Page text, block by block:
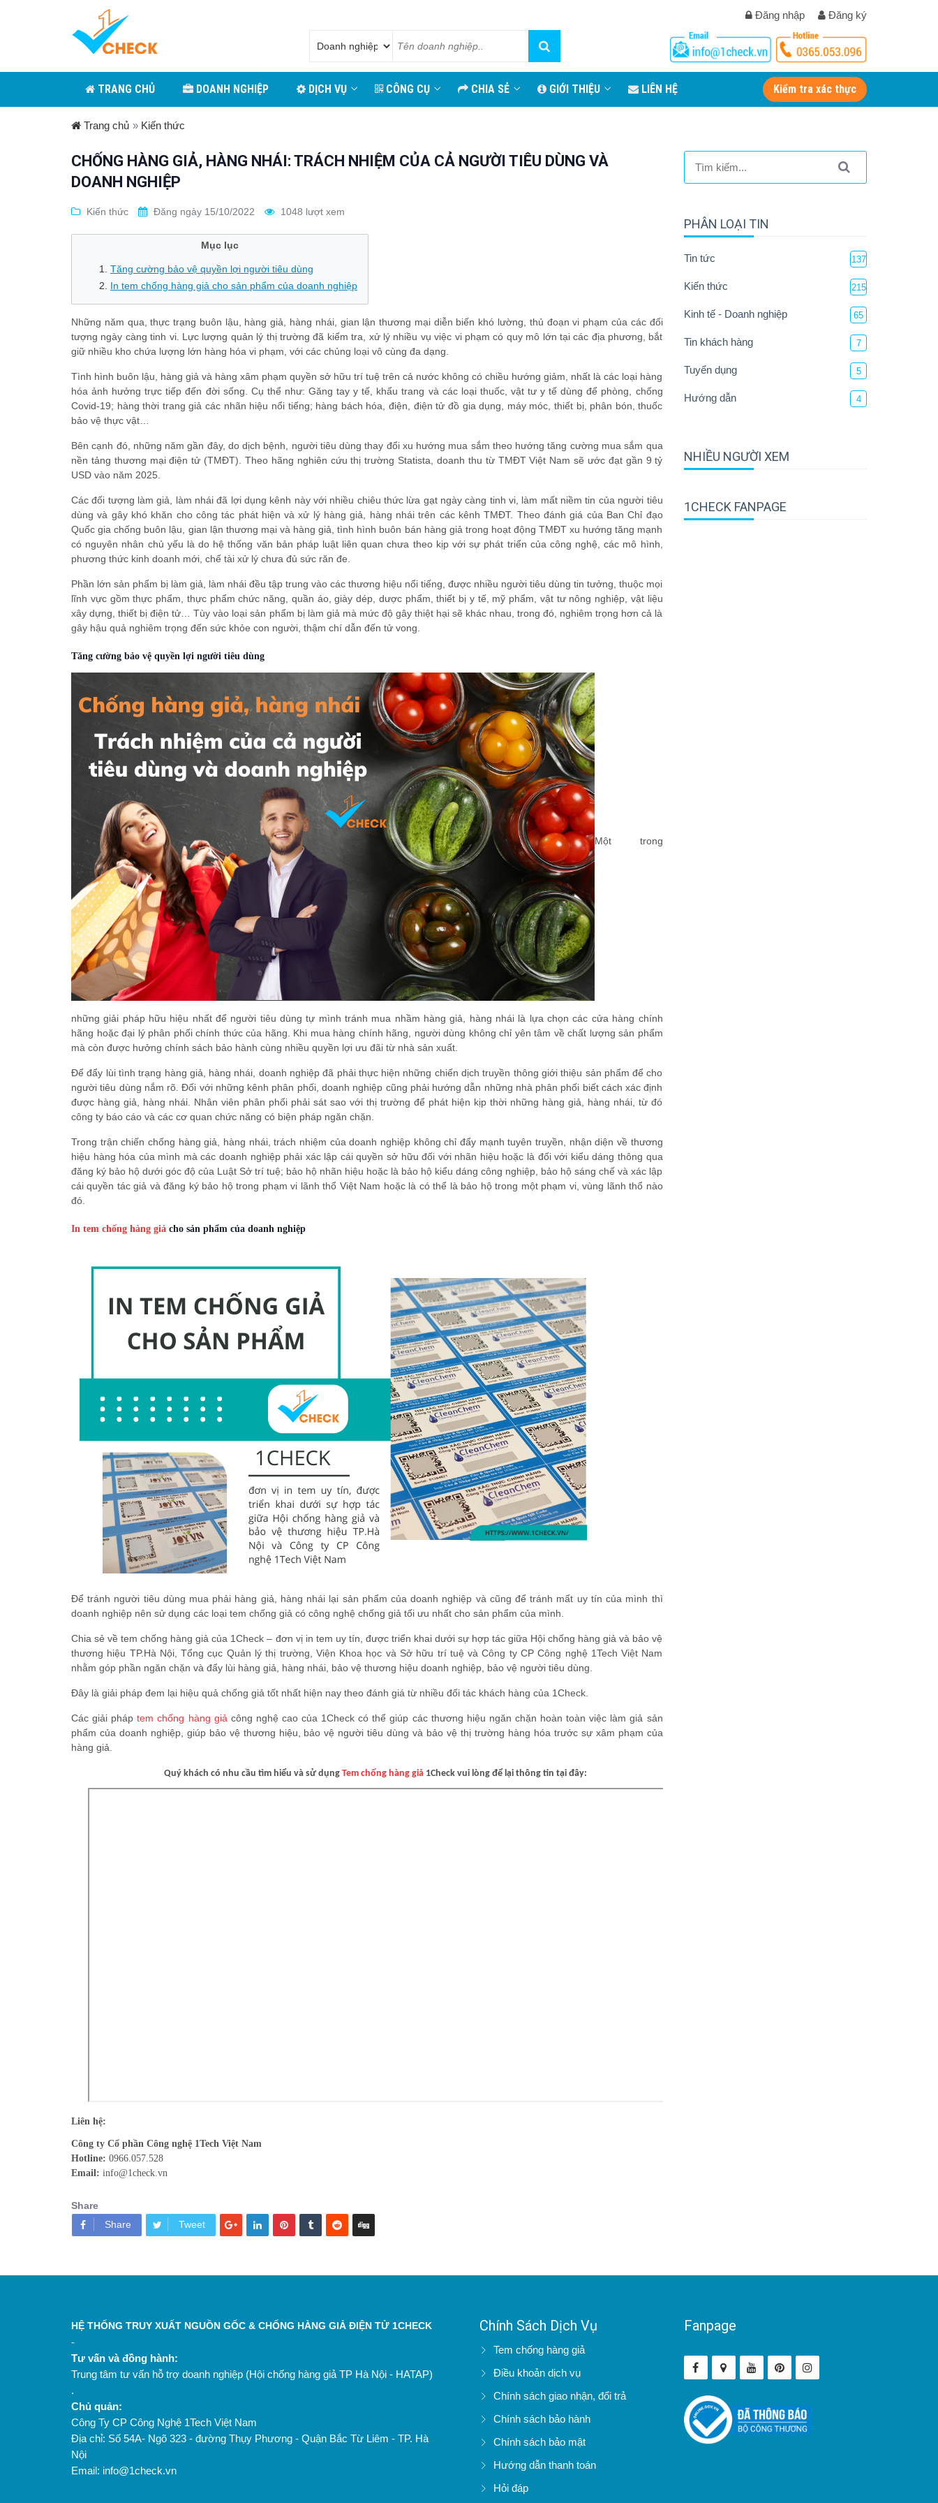
Đăng nhập Đăng ký
TRANG CHỦ DOANH NGHIỆP DỊCH VỤ CÔNG CỤ CHIA SẺ GIỚI THIỆU LIÊN HỆ Kiểm tra xác thực
Trang chủ » Kiến thức
CHỐNG HÀNG GIẢ, HÀNG NHÁI: TRÁCH NHIỆM CỦA CẢ NGƯỜI TIÊU DÙNG VÀ
DOANH NGHIỆP
Kiến thức Đăng ngày 15/10/2022 1048 lượt xem
Mục lục
Tăng cường bảo vệ quyền lợi người tiêu dùng
In tem chống hàng giả cho sản phẩm của doanh nghiệp
Những năm qua, thực trạng buôn lậu, hàng giả, hàng nhái, gian lận thương mại diễn biến khó lường, thủ đoạn vi phạm của các đối
tượng ngày càng tinh vi. Lực lượng quản lý thị trường đã kiểm tra, xử lý nhiều vụ việc vi phạm có quy mô lớn tại các địa phương, bắt
giữ nhiều kho chứa lượng lớn hàng hóa vi phạm, với các chủng loại vô cùng đa dạng.
Tình hình buôn lậu, hàng giả và hàng xâm phạm quyền sở hữu trí tuệ trên cả nước không có chiều hướng giảm, nhất là các loại hàng
hóa ảnh hưởng trực tiếp đến đời sống. Cụ thể như: Găng tay y tế, khẩu trang và các loại thuốc, vật tư y tế dùng để phòng, chống
Covid-19; hàng thời trang giả các nhãn hiệu nổi tiếng; hàng bách hóa, điện, điện tử đồ gia dụng, máy móc, thiết bị, phân bón, thuốc
bảo vệ thực vật…
Bên cạnh đó, những năm gần đây, do dịch bệnh, người tiêu dùng thay đổi xu hướng mua sắm theo hướng tăng cường mua sắm qua
nền tảng thương mại điện tử (TMĐT). Theo hãng nghiên cứu thị trường Statista, doanh thu từ TMĐT Việt Nam sẽ ước đạt gần 9 tỷ
USD vào năm 2025.
Các đối tượng làm giả, làm nhái đã lợi dụng kênh này với nhiều chiêu thức lừa gạt ngày càng tinh vi, làm mất niềm tin của người tiêu
dùng và gây khó khăn cho công tác phát hiện và xử lý hàng giả, hàng nhái trên các kênh TMĐT. Theo đánh giá của Ban Chỉ đạo
Quốc gia chống buôn lậu, gian lận thương mại và hàng giả, tình hình buôn bán hàng giả trong hoạt động TMĐT xu hướng tăng mạnh
có nguyên nhân chủ yếu là do hệ thống văn bản pháp luật liên quan chưa theo kịp với sự phát triển của công nghệ, các mô hình,
phương thức kinh doanh mới, chế tài xử lý chưa đủ sức răn đe.
Phần lớn sản phẩm bị làm giả, làm nhái đều tập trung vào các thương hiệu nổi tiếng, được nhiều người tiêu dùng tin tưởng, thuộc mọi
lĩnh vực gồm thực phẩm, thực phẩm chức năng, quần áo, giày dép, dược phẩm, thiết bị y tế, mỹ phẩm, vật tư nông nghiệp, vật liệu
xây dựng, thiết bị điện tử… Tùy vào loại sản phẩm bị làm giả mà mức độ gây thiệt hại sẽ khác nhau, trong đó, nghiêm trọng hơn cả là
gây hậu quả nghiêm trọng đến sức khỏe con người, thậm chí dẫn đến tử vong.
Tăng cường bảo vệ quyền lợi người tiêu dùng
Một trong
những giải pháp hữu hiệu nhất để người tiêu dùng tự mình tránh mua nhầm hàng giả, hàng nhái là lựa chọn các cửa hàng chính
hãng hoặc đại lý phân phối chính thức của hãng. Khi mua hàng chính hãng, người dùng không chỉ yên tâm về chất lượng sản phẩm
mà còn được hưởng chính sách bảo hành cùng nhiều quyền lợi ưu đãi từ nhà sản xuất.
Để đẩy lùi tình trạng hàng giả, hàng nhái, doanh nghiệp đã phải thực hiện những chiến dịch truyền thông giới thiệu sản phẩm để cho
người tiêu dùng nắm rõ. Đối với những kênh phân phối, doanh nghiệp cũng phải hướng dẫn những nhà phân phối biết cách xác định
được hàng giả, hàng nhái. Nhân viên phân phối phải sát sao với thị trường để phát hiện kịp thời những hàng giả, hàng nhái, từ đó
công ty báo cáo và các cơ quan chức năng có biện pháp ngăn chặn.
Trong trận chiến chống hàng giả, hàng nhái, trách nhiệm của doanh nghiệp không chỉ đẩy mạnh tuyên truyền, nhận diện về thương
hiệu hàng hóa của mình mà các doanh nghiệp phải xác lập cái quyền sở hữu đối với nhãn hiệu hoặc là đối với kiểu dáng thông qua
đăng ký bảo hộ dưới góc độ của Luật Sở trí tuệ; bảo hộ nhãn hiệu hoặc là bảo hộ kiểu dáng công nghiệp, bảo hộ sáng chế và xác lập
cái quyền tác giả và đăng ký bảo hộ trong phạm vi lãnh thổ Việt Nam hoặc là có thể là bảo hộ trong một phạm vi, vùng lãnh thổ nào
đó.
In tem chống hàng giả cho sản phẩm của doanh nghiệp
Để tránh người tiêu dùng mua phải hàng giả, hàng nhái lại sản phẩm của doanh nghiệp và cũng để tránh mất uy tín của mình thì
doanh nghiệp nên sử dụng các loại tem chống giả có công nghệ chống giả tối ưu nhất cho sản phẩm của mình.
Chia sẻ về tem chống hàng giả của 1Check – đơn vị in tem uy tín, được triển khai dưới sự hợp tác giữa Hội chống hàng giả và bảo vệ
thương hiệu TP.Hà Nội, Tổng cục Quản lý thị trường, Viện Khoa học và Sở hữu trí tuệ và Công ty CP Công nghệ 1Tech Việt Nam
nhằm góp phần ngăn chặn và đẩy lùi hàng giả, hàng nhái, bảo vệ thương hiệu doanh nghiệp, bảo vệ người tiêu dùng.
Đây là giải pháp đem lại hiệu quả chống giả tốt nhất hiện nay theo đánh giá từ nhiều đối tác khách hàng của 1Check.
Các giải pháptem chống hàng giả công nghệ cao của 1Check có thể giúp các thương hiệu ngăn chặn hoàn toàn việc làm giả sản
phẩm của doanh nghiệp, giúp bảo vệ thương hiệu, bảo vệ người tiêu dùng và bảo vệ thị trường hàng hóa trước sự xâm phạm của
hàng giả.
Quý khách có nhu cầu tìm hiểu và sử dụng Tem chống hàng giả1Check vui lòng để lại thông tin tại đây:
Liên hệ:
Công ty Cổ phần Công nghệ 1Tech Việt Nam
Hotline: 0966.057.528
Email: info@1check.vn
Share
Share
Tweet
PHÂN LOẠI TIN
Tin tức 137
Kiến thức 215
Kinh tế - Doanh nghiệp 65
Tin khách hàng 7
Tuyển dụng 5
Hướng dẫn 4
NHIỀU NGƯỜI XEM
1CHECK FANPAGE
HỆ THỐNG TRUY XUẤT NGUỒN GỐC & CHỐNG HÀNG GIẢ ĐIỆN TỬ 1CHECK
-
Tư vấn và đồng hành:
Trung tâm tư vấn hỗ trợ doanh nghiệp (Hội chống hàng giả TP Hà Nội - HATAP)
.
Chủ quản:
Công Ty CP Công Nghệ 1Tech Việt Nam
Địa chỉ: Số 54A- Ngõ 323 - đường Thụy Phương - Quận Bắc Từ Liêm - TP. Hà
Nội
Email: info@1check.vn
Chính Sách Dịch Vụ
Tem chống hàng giả
Điều khoản dịch vụ
Chính sách giao nhận, đổi trả
Chính sách bảo hành
Chính sách bảo mật
Hướng dẫn thanh toán
Hỏi đáp
Fanpage